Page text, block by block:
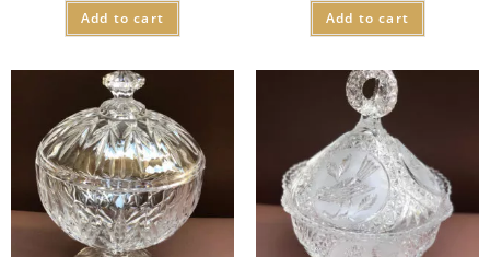
Add to cart
Add to cart